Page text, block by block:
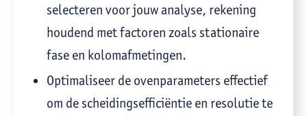
selecteren voor jouw analyse, rekening
houdend met factoren zoals stationaire
fase en kolomafmetingen.
Optimaliseer de ovenparameters effectief
om de scheidingsefficiëntie en resolutie te